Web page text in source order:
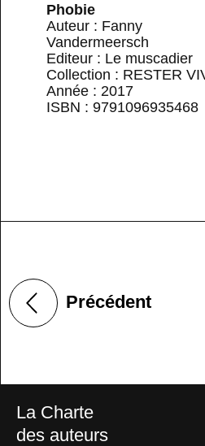
Phobie
Auteur : Fanny
Vandermeersch
Editeur : Le muscadier
Collection : RESTER
Année : 2017
ISBN : 9791096935468
Précédent
La Charte
des auteurs